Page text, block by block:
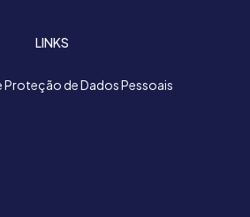
LINKS
Proteção de Dados Pessoais